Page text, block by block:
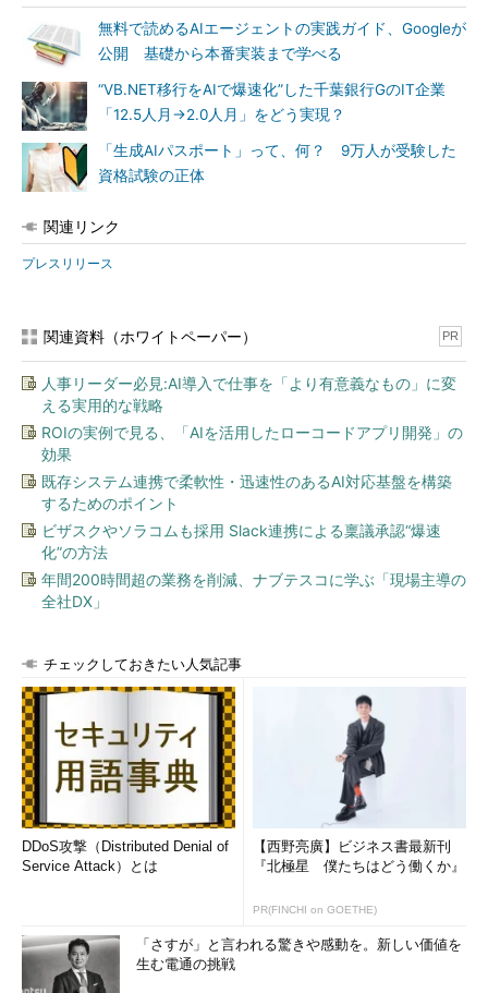
無料で読めるAIエージェントの実践ガイド、Googleが
公開 基礎から本番実装まで学べる
“VB.NET移行をAIで爆速化”した千葉銀行GのIT企業
「12.5人月→2.0人月」をどう実現？
「生成AIパスポート」って、何？ 9万人が受験した
資格試験の正体
関連リンク
プレスリリース
関連資料（ホワイトペーパー） PR
人事リーダー必見:AI導入で仕事を「より有意義なもの」に変
える実用的な戦略
ROIの実例で見る、「AIを活用したローコードアプリ開発」の
効果
既存システム連携で柔軟性・迅速性のあるAI対応基盤を構築
するためのポイント
ビザスクやソラコムも採用 Slack連携による稟議承認“爆速
化”の方法
年間200時間超の業務を削減、ナブテスコに学ぶ「現場主導の
全社DX」
チェックしておきたい人気記事
DDoS攻撃（Distributed Denial of
Service Attack）とは
【西野亮廣】ビジネス書最新刊
『北極星 僕たちはどう働くか』
PR(FINCHI on GOETHE)
「さすが」と言われる驚きや感動を。新しい価値を
生む電通の挑戦